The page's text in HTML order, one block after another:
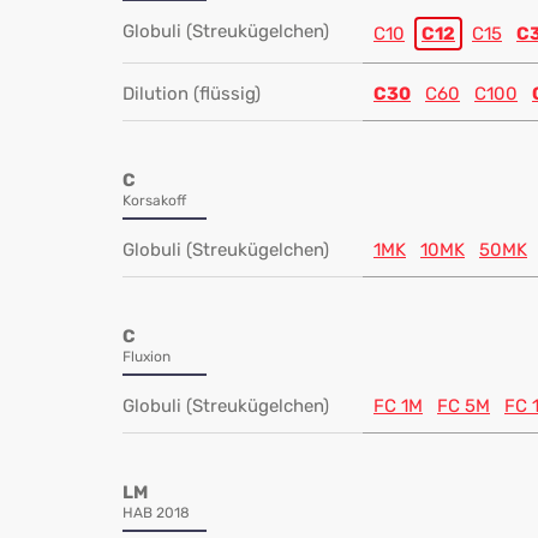
Globuli (Streukügelchen) C10 C12 C15
Dilution (flüssig) C30 C60 C100
C
Korsakoff
Globuli (Streukügelchen) 1MK 10MK 50MK
C
Fluxion
Globuli (Streukügelchen) FC 1M FC 5M FC
LM
HAB 2018